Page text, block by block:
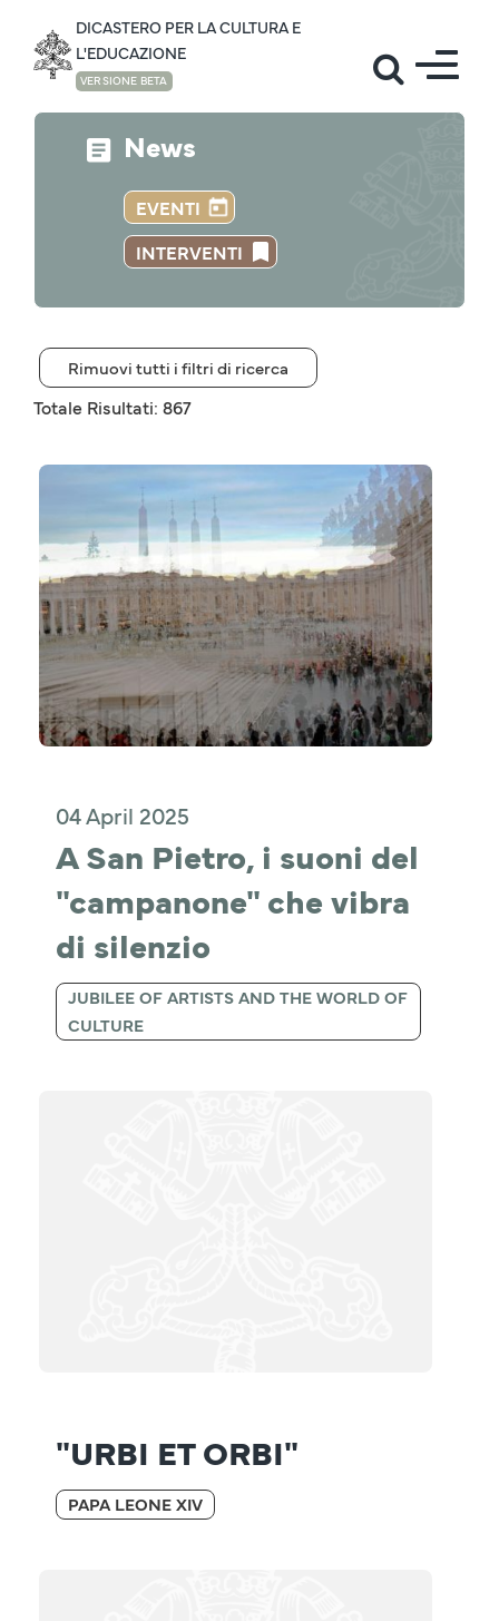
DICASTERO PER LA CULTURA E
L'EDUCAZIONE
VERSIONE BETA
News
EVENTI
INTERVENTI
Rimuovi tutti i filtri di ricerca
Totale Risultati: 867
04 April 2025
A San Pietro, i suoni del
"campanone" che vibra
di silenzio
JUBILEE OF ARTISTS AND THE WORLD OF
CULTURE
"URBI ET ORBI"
PAPA LEONE XIV